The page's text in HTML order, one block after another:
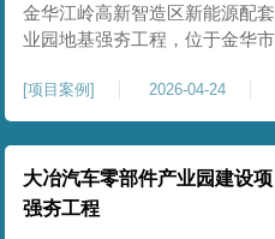
金华江岭高新智造区新能源配
业园地基强夯工程，位于金华
园区重点基建配套项目。本项
基强夯处理总面积40000㎡，施
围为新能源配套产业园核心建
块。项目场地为园区新建建设用
地，原始场地土质松散、土层固
不均匀、孔隙较大、地基承载力
[项目案例] 2026-04-24
大冶汽车零部件产业园建设项
强夯工程